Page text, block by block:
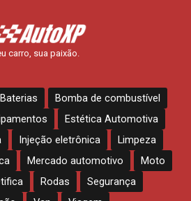
carro, sua paixão.
Baterias
Bomba de combustível
Estética Automotiva
Injeção eletrônica
Limpeza
Mercado automotivo
Moto
Rodas
Segurança